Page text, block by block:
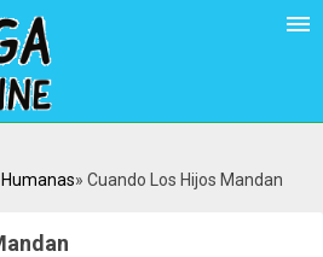
Cuando Los Hijos Mandan